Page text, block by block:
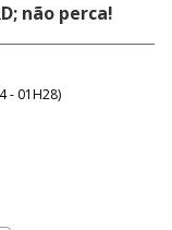
não perca!
- 01H28)